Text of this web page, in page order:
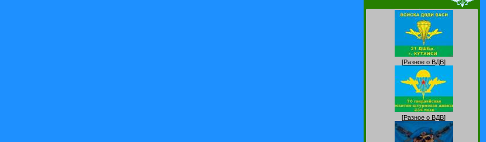
[Разное о ВДВ]
[Разное о ВДВ]